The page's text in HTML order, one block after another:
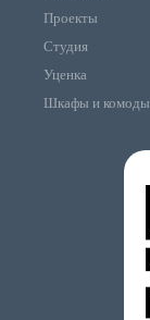
Проекты
Студия
Уценка
Шкафы и комоды